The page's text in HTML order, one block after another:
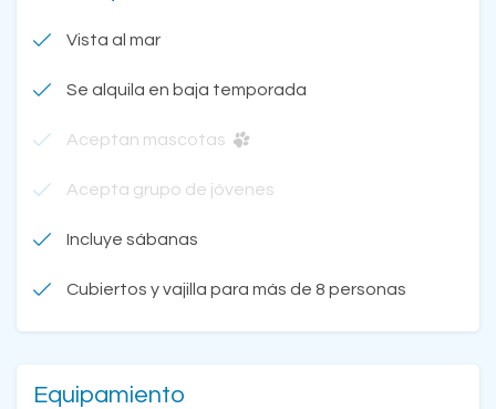
Vista al mar
Se alquila en baja temporada
Aceptan mascotas
Acepta grupo de jóvenes
Incluye sábanas
Cubiertos y vajilla para más de 8 personas
Equipamiento